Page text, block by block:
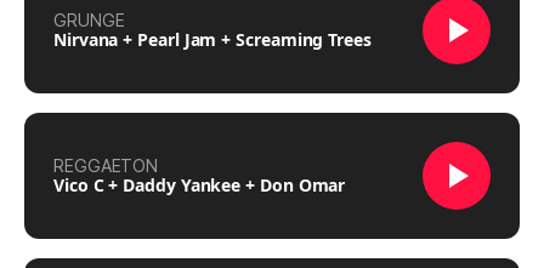
GRUNGE
Nirvana + Pearl Jam + Screaming Trees
REGGAETON
Vico C + Daddy Yankee + Don Omar